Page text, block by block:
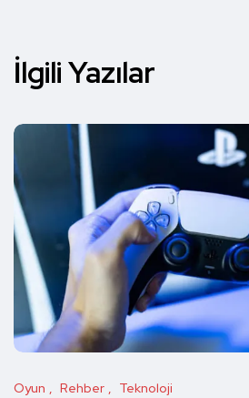
İlgili Yazılar
Oyun Rehber Teknoloji